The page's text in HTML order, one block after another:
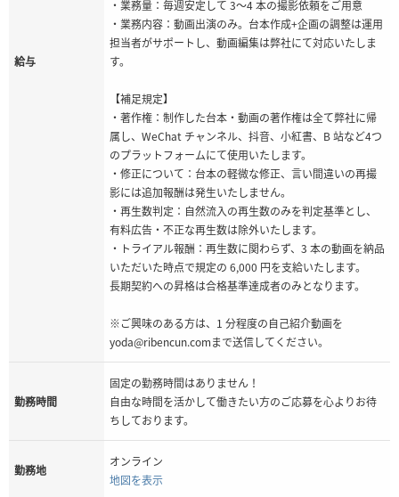
給与
・業務量：毎週安定して 3～4 本の撮影依頼をご用意
・業務内容：動画出演のみ。台本作成+企画の調整は運用
担当者がサポートし、動画編集は弊社にて対応いたしま
す。
【補足規定】
・著作権：制作した台本・動画の著作権は全て弊社に帰
属し、WeChat チャンネル、抖音、小紅書、B 站など4つ
のプラットフォームにて使用いたします。
・修正について：台本の軽微な修正、言い間違いの再撮
影には追加報酬は発生いたしません。
・再生数判定：自然流入の再生数のみを判定基準とし、
有料広告・不正な再生数は除外いたします。
・トライアル報酬：再生数に関わらず、3 本の動画を納品
いただいた時点で規定の 6,000 円を支給いたします。
長期契約への昇格は合格基準達成者のみとなります。
※ご興味のある方は、1 分程度の自己紹介動画を
yoda@ribencun.comまで送信してください。
勤務時間
固定の勤務時間はありません！
自由な時間を活かして働きたい方のご応募を心よりお待
ちしております。
勤務地
オンライン
地図を表示